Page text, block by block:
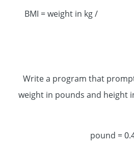
BMI = weight in kg /
Write a program that
weight in pounds and height